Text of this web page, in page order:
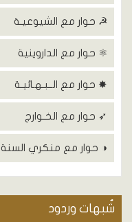
☭ حوار مع الشيوعيـة
⚛ حوار مع الداروينية
✸ حوار مع الــبـهـائيـة
➶ حوار مع الخـوارج
◑ حوار مع منكري السنة
شٌبهات وردود